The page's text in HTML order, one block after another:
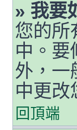
» 我要
您的所
中。要
外，一
中更改
回頂端